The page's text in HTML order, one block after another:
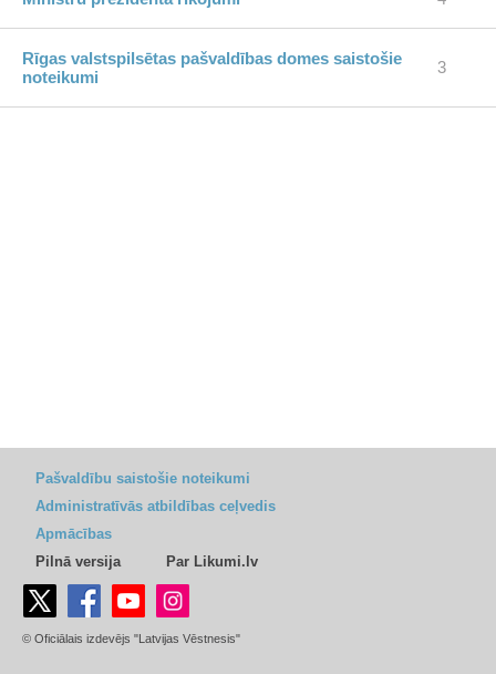
Rīgas valstspilsētas pašvaldības domes saistošie
noteikumi
3
Pašvaldību saistošie noteikumi
Administratīvās atbildības ceļvedis
Apmācības
Pilnā versija
Par Likumi.lv
© Oficiālais izdevējs "Latvijas Vēstnesis"